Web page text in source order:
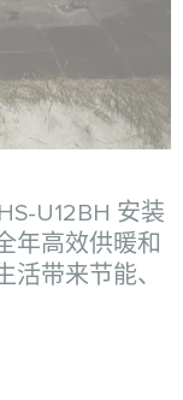
U12BH 安装
年高效供暖和
带来节能、